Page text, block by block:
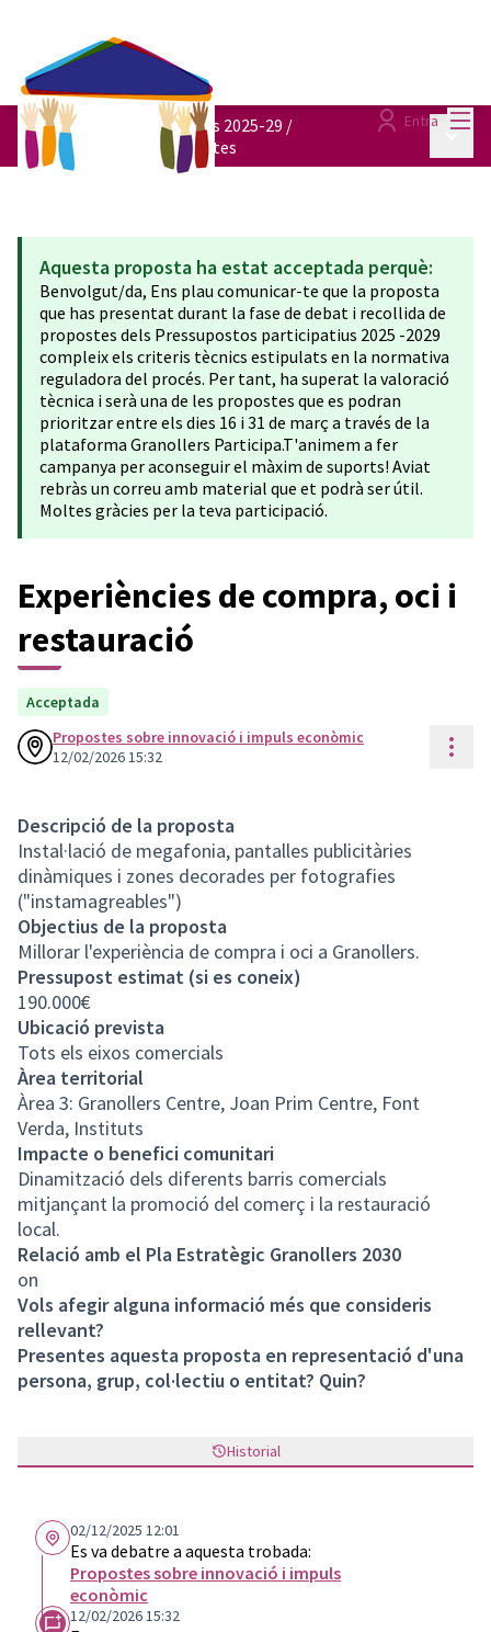
Entra
Pressupostos participatius 2025-29 /
Consulta totes les propostes
Aquesta proposta ha estat acceptada perquè:
Benvolgut/da, Ens plau comunicar-te que la proposta
que has presentat durant la fase de debat i recollida de
propostes dels Pressupostos participatius 2025 -2029
compleix els criteris tècnics estipulats en la normativa
reguladora del procés. Per tant, ha superat la valoració
tècnica i serà una de les propostes que es podran
prioritzar entre els dies 16 i 31 de març a través de la
plataforma Granollers Participa.T'animem a fer
campanya per aconseguir el màxim de suports! Aviat
rebràs un correu amb material que et podrà ser útil.
Moltes gràcies per la teva participació.
Experiències de compra, oci i
restauració
Acceptada
Propostes sobre innovació i impuls econòmic
12/02/2026 15:32
Descripció de la proposta
Instal·lació de megafonia, pantalles publicitàries
dinàmiques i zones decorades per fotografies
("instamagreables")
Objectius de la proposta
Millorar l'experiència de compra i oci a Granollers.
Pressupost estimat (si es coneix)
190.000€
Ubicació prevista
Tots els eixos comercials
Àrea territorial
Àrea 3: Granollers Centre, Joan Prim Centre, Font
Verda, Instituts
Impacte o benefici comunitari
Dinamització dels diferents barris comercials
mitjançant la promoció del comerç i la restauració
local.
Relació amb el Pla Estratègic Granollers 2030
on
Vols afegir alguna informació més que consideris
rellevant?
Presentes aquesta proposta en representació d'una
persona, grup, col·lectiu o entitat? Quin?
Historial
02/12/2025 12:01
Es va debatre a aquesta trobada:
Propostes sobre innovació i impuls
econòmic
12/02/2026 15:32